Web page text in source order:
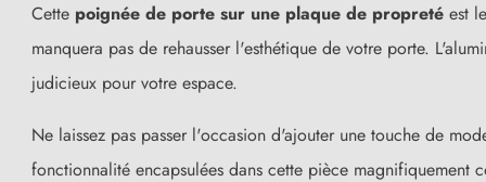
Cette poignée de porte sur une plaque de propreté est
manquera pas de rehausser l'esthétique de votre porte.
judicieux pour votre espace.
Ne laissez pas passer l'occasion d'ajouter une touche de
fonctionnalité encapsulées dans cette pièce magnifiquement